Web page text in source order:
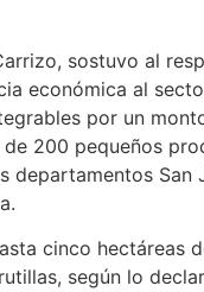
sostuvo al
económica al
por un
200 pequeños
departamentos San
cinco hectáreas
según lo